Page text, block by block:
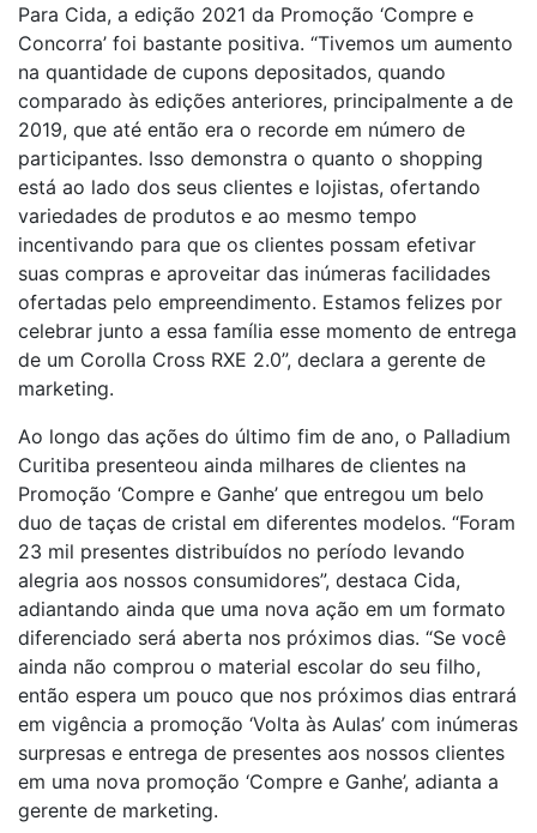
Para Cida, a edição 2021 da Promoção ‘Compre e
Concorra’ foi bastante positiva. “Tivemos um aumento
na quantidade de cupons depositados, quando
comparado às edições anteriores, principalmente a de
2019, que até então era o recorde em número de
participantes. Isso demonstra o quanto o shopping
está ao lado dos seus clientes e lojistas, ofertando
variedades de produtos e ao mesmo tempo
incentivando para que os clientes possam efetivar
suas compras e aproveitar das inúmeras facilidades
ofertadas pelo empreendimento. Estamos felizes por
celebrar junto a essa família esse momento de entrega
de um Corolla Cross RXE 2.0”, declara a gerente de
marketing.
Ao longo das ações do último fim de ano, o Palladium
Curitiba presenteou ainda milhares de clientes na
Promoção ‘Compre e Ganhe’ que entregou um belo
duo de taças de cristal em diferentes modelos. “Foram
23 mil presentes distribuídos no período levando
alegria aos nossos consumidores”, destaca Cida,
adiantando ainda que uma nova ação em um formato
diferenciado será aberta nos próximos dias. “Se você
ainda não comprou o material escolar do seu filho,
então espera um pouco que nos próximos dias entrará
em vigência a promoção ‘Volta às Aulas’ com inúmeras
surpresas e entrega de presentes aos nossos clientes
em uma nova promoção ‘Compre e Ganhe’, adianta a
gerente de marketing.